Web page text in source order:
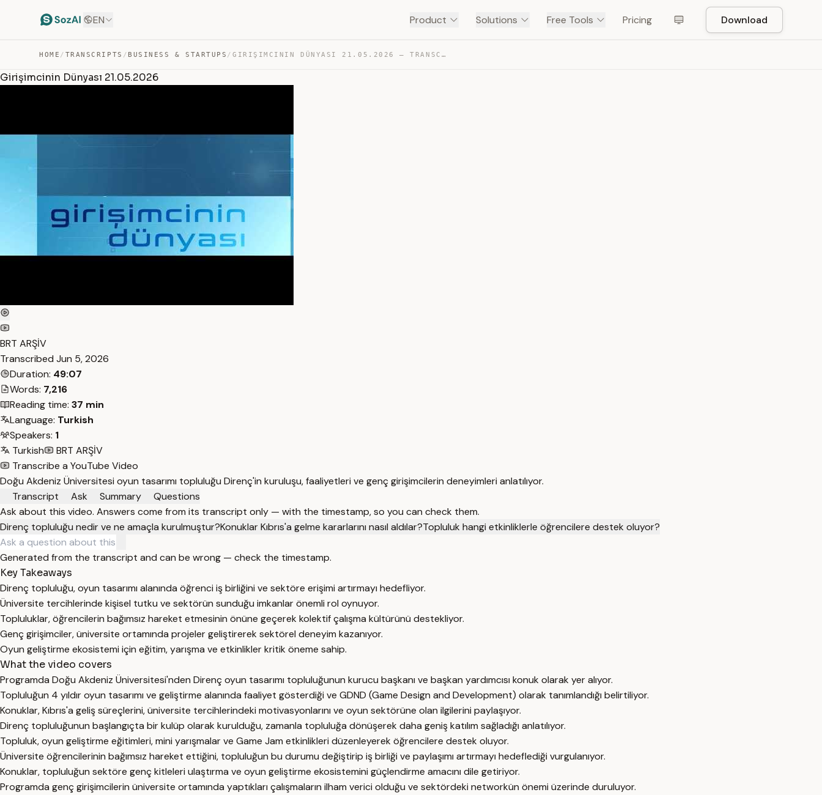
EN Product Solutions Free Tools Pricing Download
HOME / TRANSCRIPTS / BUSINESS & STARTUPS / GIRIŞIMCININ DÜNYASI 21.05.2026 — TRANSCRIPT
Girişimcinin Dünyası 21.05.2026
BRT ARŞİV
Transcribed Jun 5, 2026
Duration: 49:07
Words: 7,216
Reading time: 37 min
Language: Turkish
Speakers: 1
Turkish
BRT ARŞİV
Transcribe a YouTube Video
Doğu Akdeniz Üniversitesi oyun tasarımı topluluğu Direnç'in kuruluşu, faaliyetleri ve genç girişimcilerin deneyimleri anlatılıyor.
Transcript
Ask Summary
Questions
Ask about this video. Answers come from its transcript only — with the timestamp, so you can check them.
Direnç topluluğu nedir ve ne amaçla kurulmuştur?Konuklar Kıbrıs'a gelme kararlarını nasıl aldılar?Topluluk hangi etkinliklerle öğrencilere destek oluyor?
Generated from the transcript and can be wrong — check the timestamp.
Key Takeaways
Direnç topluluğu, oyun tasarımı alanında öğrenci iş birliğini ve sektöre erişimi artırmayı hedefliyor.
Üniversite tercihlerinde kişisel tutku ve sektörün sunduğu imkanlar önemli rol oynuyor.
Topluluklar, öğrencilerin bağımsız hareket etmesinin önüne geçerek kolektif çalışma kültürünü destekliyor.
Genç girişimciler, üniversite ortamında projeler geliştirerek sektörel deneyim kazanıyor.
Oyun geliştirme ekosistemi için eğitim, yarışma ve etkinlikler kritik öneme sahip.
What the video covers
Programda Doğu Akdeniz Üniversitesi'nden Direnç oyun tasarımı topluluğunun kurucu başkanı ve başkan yardımcısı konuk olarak yer alıyor.
Topluluğun 4 yıldır oyun tasarımı ve geliştirme alanında faaliyet gösterdiği ve GDND (Game Design and Development) olarak tanımlandığı belirtiliyor.
Konuklar, Kıbrıs'a geliş süreçlerini, üniversite tercihlerindeki motivasyonlarını ve oyun sektörüne olan ilgilerini paylaşıyor.
Direnç topluluğunun başlangıçta bir kulüp olarak kurulduğu, zamanla topluluğa dönüşerek daha geniş katılım sağladığı anlatılıyor.
Topluluk, oyun geliştirme eğitimleri, mini yarışmalar ve Game Jam etkinlikleri düzenleyerek öğrencilere destek oluyor.
Üniversite öğrencilerinin bağımsız hareket ettiğini, topluluğun bu durumu değiştirip iş birliği ve paylaşımı artırmayı hedeflediği vurgulanıyor.
Konuklar, topluluğun sektöre genç kitleleri ulaştırma ve oyun geliştirme ekosistemini güçlendirme amacını dile getiriyor.
Programda genç girişimcilerin üniversite ortamında yaptıkları çalışmaların ilham verici olduğu ve sektördeki networkün önemi üzerinde duruluyor.